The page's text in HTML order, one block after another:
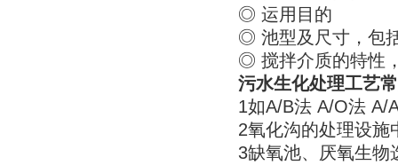
◎ 运用目的
◎ 池型及尺寸，包
◎ 搅拌介质的特性
污水生化处理工艺
1如A/B法 A/O法 A/
2氧化沟的处理设施
3缺氧池、厌氧生物